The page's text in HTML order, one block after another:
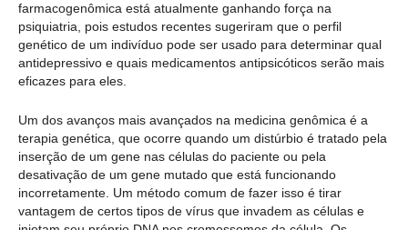
farmacogenômica está atualmente ganhando força na
psiquiatria, pois estudos recentes sugeriram que o perfil
genético de um indivíduo pode ser usado para determinar qual
antidepressivo e quais medicamentos antipsicóticos serão mais
eficazes para eles.
Um dos avanços mais avançados na medicina genômica é a
terapia genética, que ocorre quando um distúrbio é tratado pela
inserção de um gene nas células do paciente ou pela
desativação de um gene mutado que está funcionando
incorretamente. Um método comum de fazer isso é tirar
vantagem de certos tipos de vírus que invadem as células e